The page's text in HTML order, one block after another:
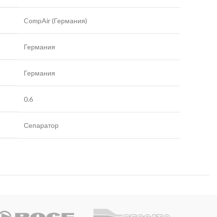
CompAir (Германия)
Германия
Германия
0.6
Сепаратор